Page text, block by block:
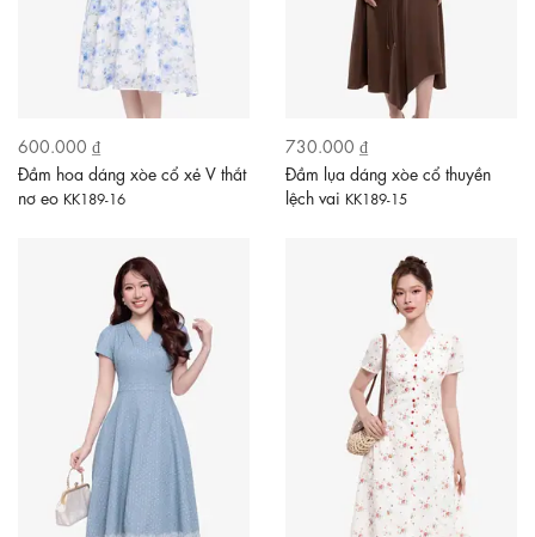
600.000 ₫
Đầm hoa dáng xòe cổ xẻ V thắt
nơ eo KK189-16
730.000 ₫
Đầm lụa dáng xòe cổ thuyền
lệch vai KK189-15